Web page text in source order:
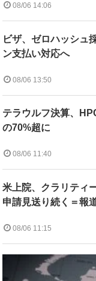
08/06 14:06
ビザ、ゼロハッシュ
ン支払い対応へ
08/06 13:50
テラウルフ決算、
の70%超に
08/06 11:40
米上院、クラリティ
申請見送り続く＝報
08/06 11:15